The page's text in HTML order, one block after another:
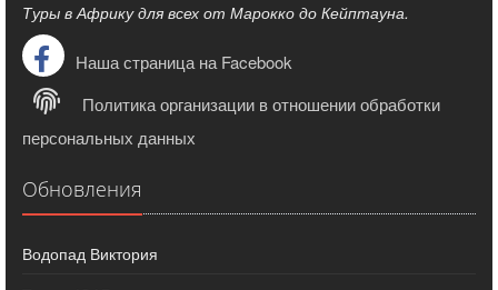
Туры в Африку для всех от Марокко до Кейптауна.
Наша страница на Facebook
Политика организации в отношении обработки
персональных данных
Обновления
Водопад Виктория